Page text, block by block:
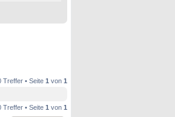
Treffer • Seite 1 von 1
Treffer • Seite 1 von 1